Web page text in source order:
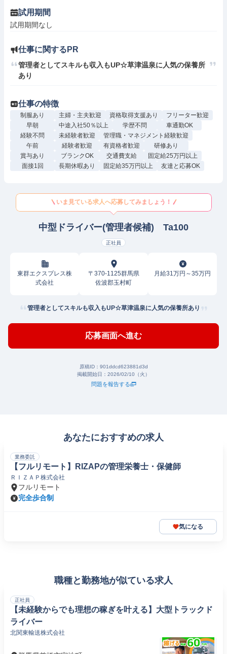
試用期間
試用期間なし
仕事に関するPR
管理者としてスキルも収入もUP☆草津温泉に人気の保養所
あり
仕事の特徴
制服あり 主婦・主夫歓迎 資格取得支援あり
フリーター歓迎
早朝
中途入社50％以上 学歴不問
車通勤OK
経験不問
未経験者歓迎
管理職・マネジメント経験歓迎
午前
経験者歓迎 有資格者歓迎
研修あり
賞与あり
ブランクOK 交通費支給
固定給25万円以上
面接1回
長期休暇あり 固定給35万円以上 友達と応募OK
いま見ている求人へ応募してみましょう！
中型ドライバー(管理者候補) Ta100
正社員
東群エクスプレス株
式会社
〒370-1125群馬県
佐波郡玉村町
月給31万円～35万円
管理者としてスキルも収入もUP☆草津温泉に人気の保養所あり
応募画面へ進む
原稿ID： 901ddcd623881d3d
掲載開始日： 2026/02/10（火）
問題を報告する
あなたにおすすめの求人
業務委託
【フルリモート】RIZAPの管理栄養士・保健師
ＲＩＺＡＰ株式会社
フルリモート
完全歩合制
気になる
職種と勤務地が似ている求人
正社員
【未経験からでも理想の稼ぎを叶える】大型トラックド
ライバー
北関東輸送株式会社